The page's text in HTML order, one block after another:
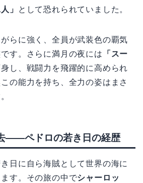
」
として恐れられていました。
らに強く、全員が武装色の覇気
す。さらに満月の夜には
「スー
身し、戦闘力を飛躍的に高められ
の能力を持ち、全力の姿はまさ
——ペドロの若き日の経歴
日に自ら海賊として世界の海に
す。その旅の中でシャーロッ